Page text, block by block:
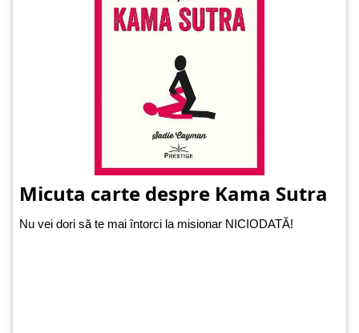
Micuta carte despre Kama Sutra
Nu vei dori să te mai întorci la misionar NICIODATĂ!